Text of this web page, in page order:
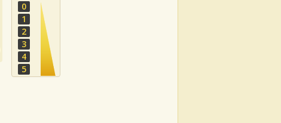
0
1
2
3
4
5